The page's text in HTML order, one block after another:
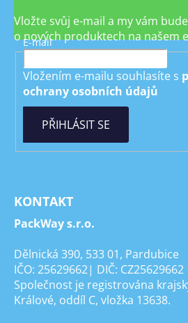
Vložte svůj e-mail a my vám
o nových produktech na našem
E-mail
Vložením e-mailu souhlasíte s
ochrany osobních údajů
PŘIHLÁSIT SE
KONTAKT
PackWay s.r.o.
Dělnická 390, 533 01, Pardubice
IČO: 25629662| DIČ: CZ25629662
Společnost je registrována
Králové, oddíl C, vložka 13638.